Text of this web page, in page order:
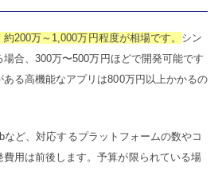
200万～1,000万円程度が相場です。 シン
合、300万〜500万円ほどで開発可能です
る高機能なアプリは800万円以上かかるの
など、対応するプラットフォームの数やコ
費用は前後します。予算が限られている場